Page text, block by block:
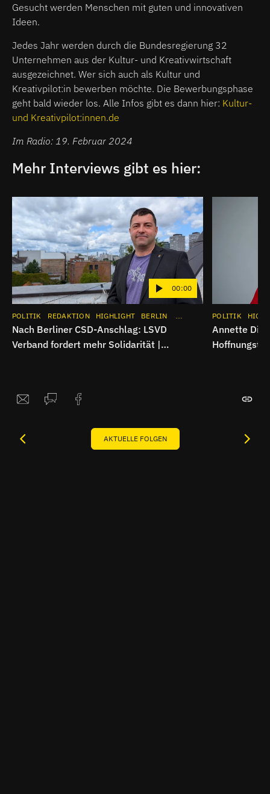
Gesucht werden Menschen mit guten und innovativen
Ideen.
Jedes Jahr werden durch die Bundesregierung 32
Unternehmen aus der Kultur- und Kreativwirtschaft
ausgezeichnet. Wer sich auch als Kultur und
Kreativpilot:in bewerben möchte. Die Bewerbungsphase
geht bald wieder los. Alle Infos gibt es dann hier: Kultur-
und Kreativpilot:innen.de
Im Radio: 19. Februar 2024
Mehr Interviews gibt es hier:
00:00
POLITIK REDAKTION HIGHLIGHT BERLIN INTERVIEW APP
Nach Berliner CSD-Anschlag: LSVD
Verband fordert mehr Solidarität |
POLITIK
Annette
AKTUELLE FOLGEN